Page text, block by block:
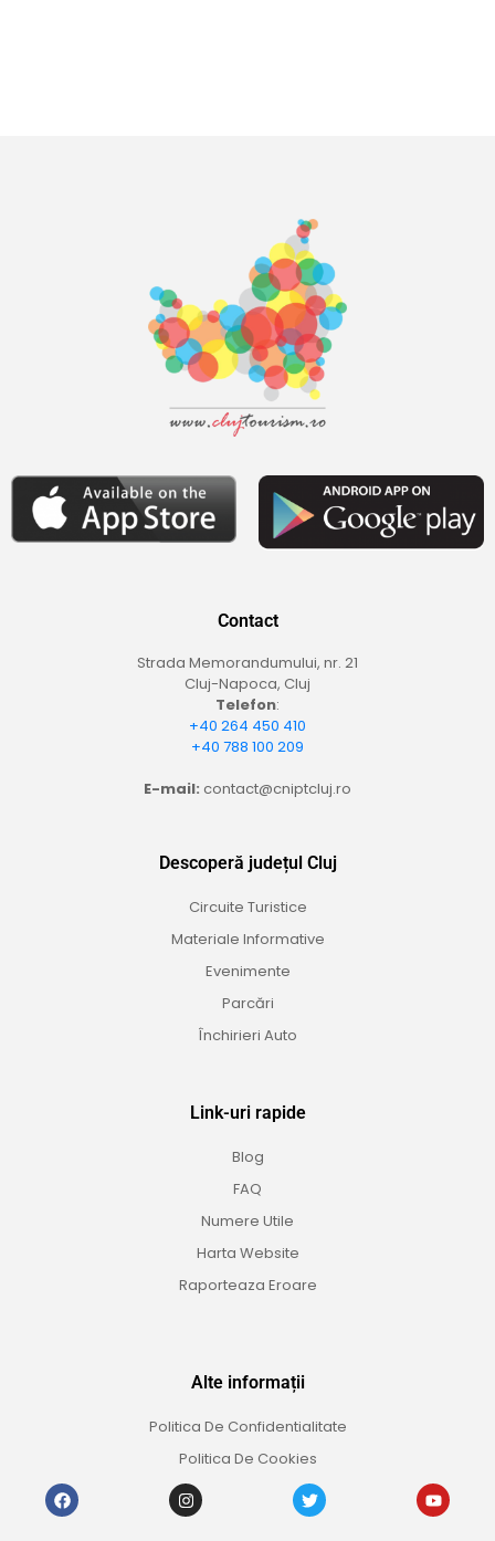
Contact
Strada Memorandumului, nr. 21
Cluj-Napoca, Cluj
Telefon:
+40 264 450 410
+40 788 100 209
E-mail: contact@cniptcluj.ro
Descoperă județul Cluj
Circuite Turistice
Materiale Informative
Evenimente
Parcări
Închirieri Auto
Link-uri rapide
Blog
FAQ
Numere Utile
Harta Website
Raporteaza Eroare
Alte informații
Politica De Confidentialitate
Politica De Cookies